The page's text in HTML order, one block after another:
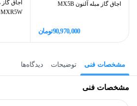
اجاق گاز مبله آلتون MX5B
90,970,000تومان
MXR5W فردار جنس صفحه استیل
مشخصات فنی توضیحات دیدگاه‌ها
مشخصات فنی